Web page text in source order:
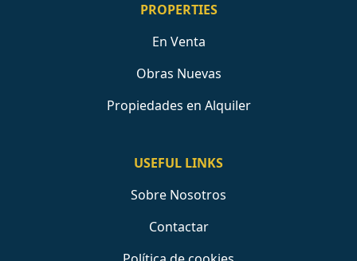
PROPERTIES
En Venta
Obras Nuevas
Propiedades en Alquiler
USEFUL LINKS
Sobre Nosotros
Contactar